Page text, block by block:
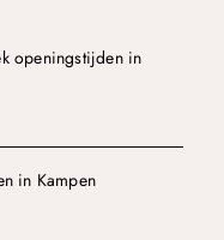
openingstijden in
in Kampen